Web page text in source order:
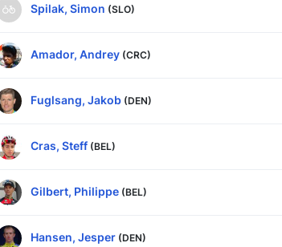
Spilak, Simon (SLO)
Amador, Andrey (CRC)
Fuglsang, Jakob (DEN)
Cras, Steff (BEL)
Gilbert, Philippe (BEL)
Hansen, Jesper (DEN)